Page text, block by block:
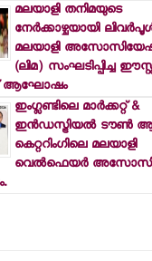
മലയാളി തനിമയുടെ
നേര്‍ക്കാഴ്ചയായി
മലയാളി
(ലിമ) സംഘടിപ്പിച്ച
ആഘോഷം
ഇംഗ്ലണ്ടിലെ മാര്‍ക്കറ്റ് &
ഇന്‍ഡസ്ട്രിയല്‍ ടൗണ്‍
കെറ്ററിംഗിലെ മലയാളി
വെല്‍ഫെയര്‍